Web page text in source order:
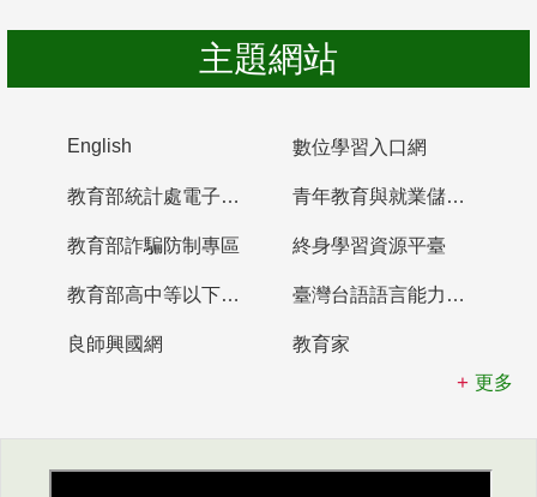
主題網站
English 數位學習入口網
教育部統計處電子書櫃 青年教育與就業儲蓄帳戶
教育部詐騙防制專區 終身學習資源平臺
教育部高中等以下學校及幼兒園教師資格檢定考試 臺灣台語語言能力認證網站
良師興國網
教育家
更多